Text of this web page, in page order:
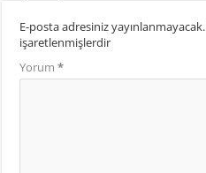
E-posta adresiniz yayınlanmayacak.
işaretlenmişlerdir
Yorum*